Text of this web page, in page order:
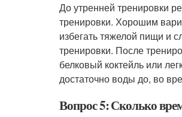
До утренней тренировки
тренировки. Хорошим
избегать тяжелой пищи и
тренировки. После
белковый коктейль или
достаточно воды до, во
Вопрос 5: Сколько